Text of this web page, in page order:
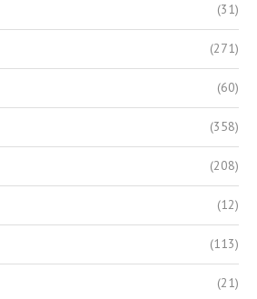
(31)
(271)
(60)
(358)
(208)
(12)
(113)
(21)